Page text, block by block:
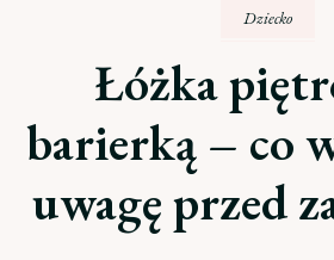
Dziecko
Łóżka
barierką – co
uwagę przed